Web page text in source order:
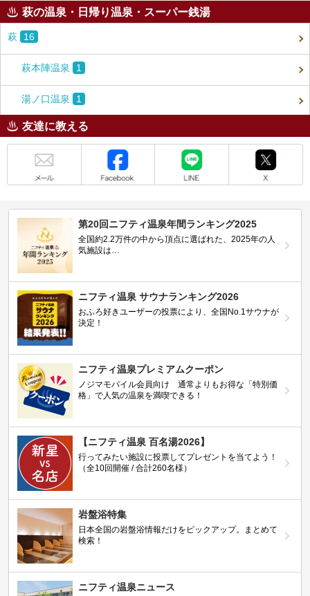
萩の温泉・日帰り温泉・スーパー銭湯
萩 16
萩本陣温泉 1
湯ノ口温泉 1
友達に教える
第20回ニフティ温泉年間ランキング2025
全国約2.2万件の中から頂点に選ばれた、2025年の人
気施設は…
ニフティ温泉 サウナランキング2026
おふろ好きユーザーの投票により、全国No.1サウナが
決定！
ニフティ温泉プレミアムクーポン
ノジマモバイル会員向け 通常よりもお得な「特別価
格」で人気の温泉を満喫できる！
【ニフティ温泉 百名湯2026】
行ってみたい施設に投票してプレゼントを当てよう！
（全10回開催 / 合計260名様）
岩盤浴特集
日本全国の岩盤浴情報だけをピックアップ。まとめて
検索！
ニフティ温泉ニュース